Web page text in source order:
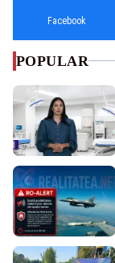
Facebook
POPULAR